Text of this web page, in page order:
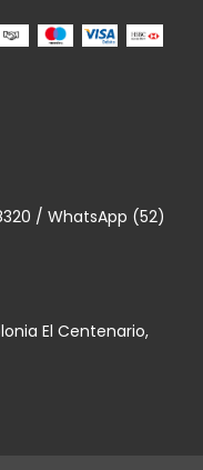
/ WhatsApp (52)
El Centenario,